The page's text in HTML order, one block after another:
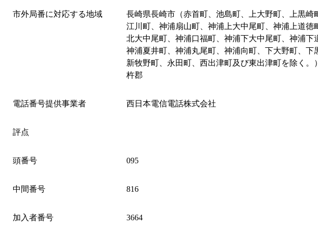
市外局番に対応する地域
長崎県長崎市（赤首町、池島町、上大野町、上黒崎
江川町、神浦扇山町、神浦上大中尾町、神浦上道徳
北大中尾町、神浦口福町、神浦下大中尾町、神浦下
神浦夏井町、神浦丸尾町、神浦向町、下大野町、下
新牧野町、永田町、西出津町及び東出津町を除く。
杵郡
電話番号提供事業者 西日本電信電話株式会社
評点
頭番号 095
中間番号 816
加入者番号 3664